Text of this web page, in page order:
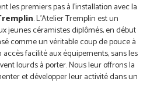
les premiers pas à l’installation avec la
. L’Atelier Tremplin est un
jeunes céramistes diplômés, en début
comme un véritable coup de pouce à
facilité aux équipements, sans les
lourds à porter. Nous leur offrons la
et développer leur activité dans un